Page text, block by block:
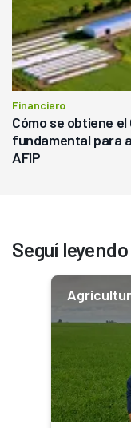
Financiero
Cómo se obtiene
fundamental para
AFIP
Seguí leyendo